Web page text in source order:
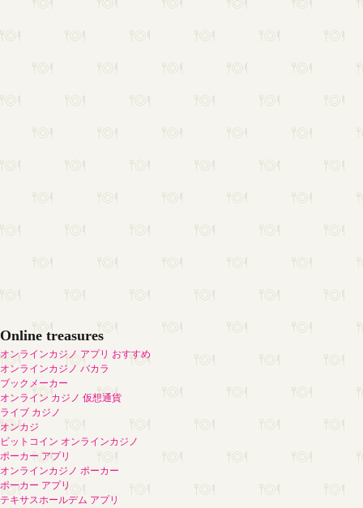
Online treasures
オンラインカジノ アプリ おすすめ
オンラインカジノ バカラ
ブックメーカー
オンライン カジノ 仮想通貨
ライブ カジノ
オンカジ
ビットコイン オンラインカジノ
ポーカー アプリ
オンラインカジノ ポーカー
ポーカー アプリ
テキサスホールデム アプリ